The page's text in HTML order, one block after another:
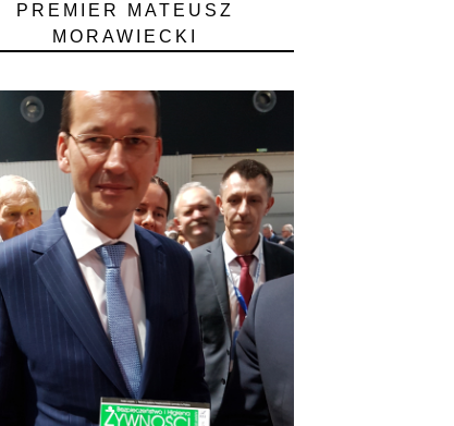
PREMIER MATEUSZ
MORAWIECKI